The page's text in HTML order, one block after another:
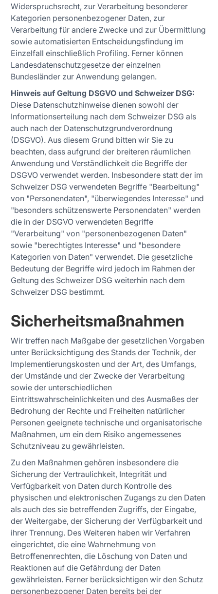
Widerspruchsrecht, zur Verarbeitung besonderer
Kategorien personenbezogener Daten, zur
Verarbeitung für andere Zwecke und zur Übermittlung
sowie automatisierten Entscheidungsfindung im
Einzelfall einschließlich Profiling. Ferner können
Landesdatenschutzgesetze der einzelnen
Bundesländer zur Anwendung gelangen.
Hinweis auf Geltung DSGVO und Schweizer DSG:
Diese Datenschutzhinweise dienen sowohl der
Informationserteilung nach dem Schweizer DSG als
auch nach der Datenschutzgrundverordnung
(DSGVO). Aus diesem Grund bitten wir Sie zu
beachten, dass aufgrund der breiteren räumlichen
Anwendung und Verständlichkeit die Begriffe der
DSGVO verwendet werden. Insbesondere statt der im
Schweizer DSG verwendeten Begriffe "Bearbeitung"
von "Personendaten", "überwiegendes Interesse" und
"besonders schützenswerte Personendaten" werden
die in der DSGVO verwendeten Begriffe
"Verarbeitung" von "personenbezogenen Daten"
sowie "berechtigtes Interesse" und "besondere
Kategorien von Daten" verwendet. Die gesetzliche
Bedeutung der Begriffe wird jedoch im Rahmen der
Geltung des Schweizer DSG weiterhin nach dem
Schweizer DSG bestimmt.
Sicherheitsmaßnahmen
Wir treffen nach Maßgabe der gesetzlichen Vorgaben
unter Berücksichtigung des Stands der Technik, der
Implementierungskosten und der Art, des Umfangs,
der Umstände und der Zwecke der Verarbeitung
sowie der unterschiedlichen
Eintrittswahrscheinlichkeiten und des Ausmaßes der
Bedrohung der Rechte und Freiheiten natürlicher
Personen geeignete technische und organisatorische
Maßnahmen, um ein dem Risiko angemessenes
Schutzniveau zu gewährleisten.
Zu den Maßnahmen gehören insbesondere die
Sicherung der Vertraulichkeit, Integrität und
Verfügbarkeit von Daten durch Kontrolle des
physischen und elektronischen Zugangs zu den Daten
als auch des sie betreffenden Zugriffs, der Eingabe,
der Weitergabe, der Sicherung der Verfügbarkeit und
ihrer Trennung. Des Weiteren haben wir Verfahren
eingerichtet, die eine Wahrnehmung von
Betroffenenrechten, die Löschung von Daten und
Reaktionen auf die Gefährdung der Daten
gewährleisten. Ferner berücksichtigen wir den Schutz
personenbezogener Daten bereits bei der